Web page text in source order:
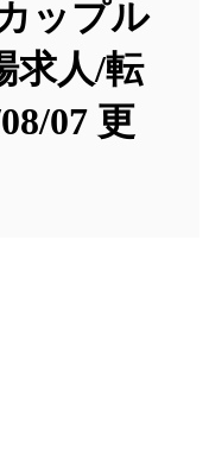
ップル
求人/転
07 更